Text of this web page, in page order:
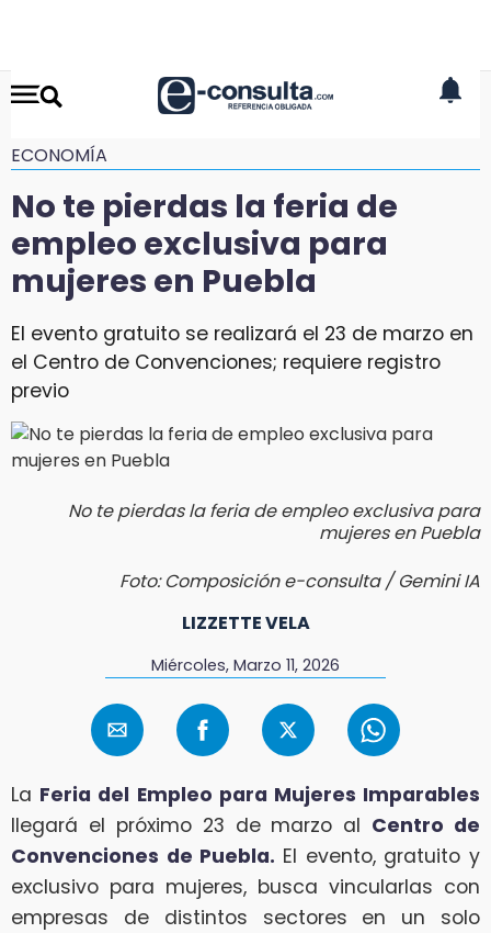
ECONOMÍA
No te pierdas la feria de
empleo exclusiva para
mujeres en Puebla
El evento gratuito se realizará el 23 de marzo en
el Centro de Convenciones; requiere registro
previo
No te pierdas la feria de empleo exclusiva para
mujeres en Puebla
Foto: Composición e-consulta / Gemini IA
LIZZETTE VELA
Miércoles, Marzo 11, 2026
La Feria del Empleo para Mujeres Imparables
llegará el próximo 23 de marzo al Centro de
Convenciones de Puebla. El evento, gratuito y
exclusivo para mujeres, busca vincularlas con
empresas de distintos sectores en un solo